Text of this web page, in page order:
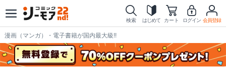
検索 はじめて カート ログイン 会員登録
漫画（マンガ）・電子書籍が国内最大級!!